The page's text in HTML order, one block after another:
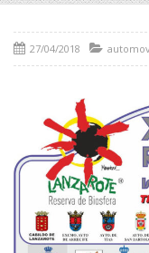
27/04/2018